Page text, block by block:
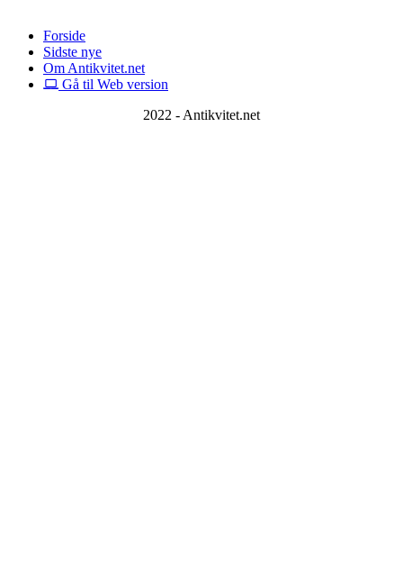
Forside
Sidste nye
Om Antikvitet.net
Gå til Web version
2022 - Antikvitet.net